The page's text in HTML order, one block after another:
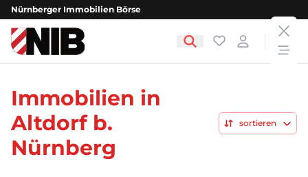
Nürnberger Immobilien Börse
NIB - Nürnberger Immobilien Börse Favoriten
Login
Immobilien in
Altdorf b.
Nürnberg
sortieren